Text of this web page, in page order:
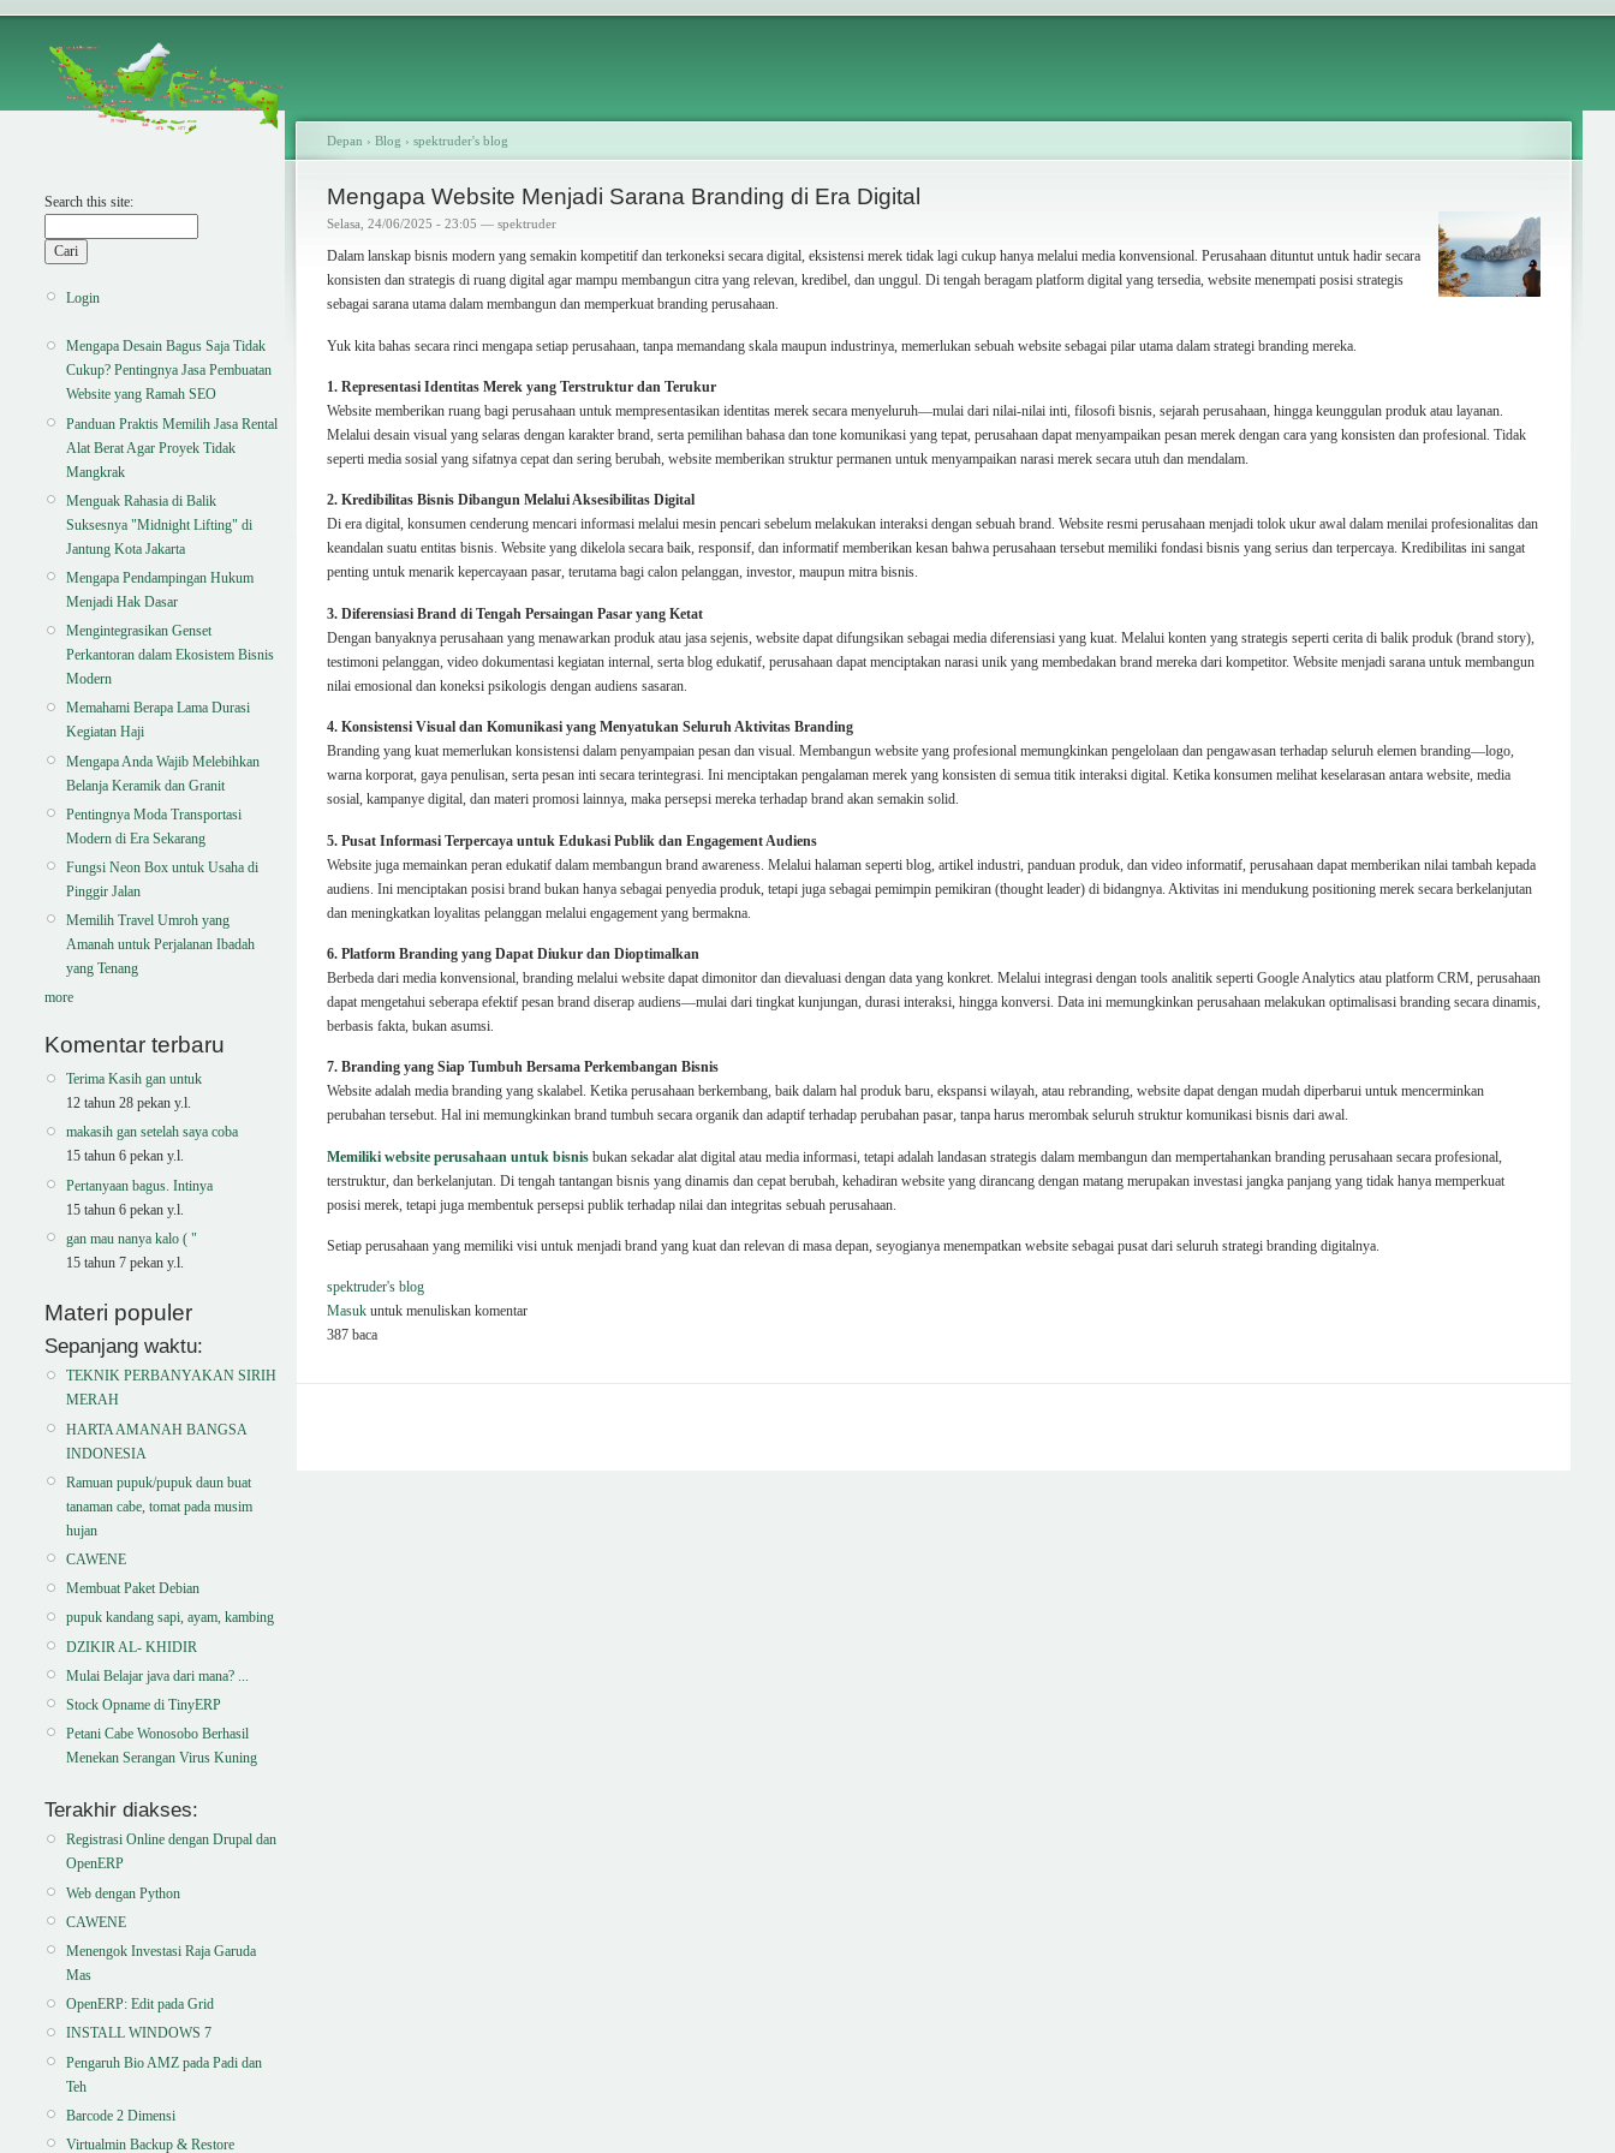
Search this site:
Login
Mengapa Desain Bagus Saja Tidak
Cukup? Pentingnya Jasa Pembuatan
Website yang Ramah SEO
Panduan Praktis Memilih Jasa Rental
Alat Berat Agar Proyek Tidak
Mangkrak
Menguak Rahasia di Balik
Suksesnya "Midnight Lifting" di
Jantung Kota Jakarta
Mengapa Pendampingan Hukum
Menjadi Hak Dasar
Mengintegrasikan Genset
Perkantoran dalam Ekosistem Bisnis
Modern
Memahami Berapa Lama Durasi
Kegiatan Haji
Mengapa Anda Wajib Melebihkan
Belanja Keramik dan Granit
Pentingnya Moda Transportasi
Modern di Era Sekarang
Fungsi Neon Box untuk Usaha di
Pinggir Jalan
Memilih Travel Umroh yang
Amanah untuk Perjalanan Ibadah
yang Tenang
more
Komentar terbaru
Terima Kasih gan untuk
12 tahun 28 pekan y.l.
makasih gan setelah saya coba
15 tahun 6 pekan y.l.
Pertanyaan bagus. Intinya
15 tahun 6 pekan y.l.
gan mau nanya kalo ( "
15 tahun 7 pekan y.l.
Materi populer
Sepanjang waktu:
TEKNIK PERBANYAKAN SIRIH
MERAH
HARTA AMANAH BANGSA
INDONESIA
Ramuan pupuk/pupuk daun buat
tanaman cabe, tomat pada musim
hujan
CAWENE
Membuat Paket Debian
pupuk kandang sapi, ayam, kambing
DZIKIR AL- KHIDIR
Mulai Belajar java dari mana? ...
Stock Opname di TinyERP
Petani Cabe Wonosobo Berhasil
Menekan Serangan Virus Kuning
Terakhir diakses:
Registrasi Online dengan Drupal dan
OpenERP
Web dengan Python
CAWENE
Menengok Investasi Raja Garuda
Mas
OpenERP: Edit pada Grid
INSTALL WINDOWS 7
Pengaruh Bio AMZ pada Padi dan
Teh
Barcode 2 Dimensi
Virtualmin Backup & Restore
Depan › Blog › spektruder's blog
Mengapa Website Menjadi Sarana Branding di Era Digital
Selasa, 24/06/2025 - 23:05 — spektruder
Dalam lanskap bisnis modern yang semakin kompetitif dan terkoneksi secara digital, eksistensi merek tidak lagi cukup hanya melalui media konvensional. Perusahaan dituntut untuk hadir secara
konsisten dan strategis di ruang digital agar mampu membangun citra yang relevan, kredibel, dan unggul. Di tengah beragam platform digital yang tersedia, website menempati posisi strategis
sebagai sarana utama dalam membangun dan memperkuat branding perusahaan.
Yuk kita bahas secara rinci mengapa setiap perusahaan, tanpa memandang skala maupun industrinya, memerlukan sebuah website sebagai pilar utama dalam strategi branding mereka.
1. Representasi Identitas Merek yang Terstruktur dan Terukur
Website memberikan ruang bagi perusahaan untuk mempresentasikan identitas merek secara menyeluruh—mulai dari nilai-nilai inti, filosofi bisnis, sejarah perusahaan, hingga keunggulan produk atau layanan.
Melalui desain visual yang selaras dengan karakter brand, serta pemilihan bahasa dan tone komunikasi yang tepat, perusahaan dapat menyampaikan pesan merek dengan cara yang konsisten dan profesional. Tidak
seperti media sosial yang sifatnya cepat dan sering berubah, website memberikan struktur permanen untuk menyampaikan narasi merek secara utuh dan mendalam.
2. Kredibilitas Bisnis Dibangun Melalui Aksesibilitas Digital
Di era digital, konsumen cenderung mencari informasi melalui mesin pencari sebelum melakukan interaksi dengan sebuah brand. Website resmi perusahaan menjadi tolok ukur awal dalam menilai profesionalitas dan
keandalan suatu entitas bisnis. Website yang dikelola secara baik, responsif, dan informatif memberikan kesan bahwa perusahaan tersebut memiliki fondasi bisnis yang serius dan terpercaya. Kredibilitas ini sangat
penting untuk menarik kepercayaan pasar, terutama bagi calon pelanggan, investor, maupun mitra bisnis.
3. Diferensiasi Brand di Tengah Persaingan Pasar yang Ketat
Dengan banyaknya perusahaan yang menawarkan produk atau jasa sejenis, website dapat difungsikan sebagai media diferensiasi yang kuat. Melalui konten yang strategis seperti cerita di balik produk (brand story),
testimoni pelanggan, video dokumentasi kegiatan internal, serta blog edukatif, perusahaan dapat menciptakan narasi unik yang membedakan brand mereka dari kompetitor. Website menjadi sarana untuk membangun
nilai emosional dan koneksi psikologis dengan audiens sasaran.
4. Konsistensi Visual dan Komunikasi yang Menyatukan Seluruh Aktivitas Branding
Branding yang kuat memerlukan konsistensi dalam penyampaian pesan dan visual. Membangun website yang profesional memungkinkan pengelolaan dan pengawasan terhadap seluruh elemen branding—logo,
warna korporat, gaya penulisan, serta pesan inti secara terintegrasi. Ini menciptakan pengalaman merek yang konsisten di semua titik interaksi digital. Ketika konsumen melihat keselarasan antara website, media
sosial, kampanye digital, dan materi promosi lainnya, maka persepsi mereka terhadap brand akan semakin solid.
5. Pusat Informasi Terpercaya untuk Edukasi Publik dan Engagement Audiens
Website juga memainkan peran edukatif dalam membangun brand awareness. Melalui halaman seperti blog, artikel industri, panduan produk, dan video informatif, perusahaan dapat memberikan nilai tambah kepada
audiens. Ini menciptakan posisi brand bukan hanya sebagai penyedia produk, tetapi juga sebagai pemimpin pemikiran (thought leader) di bidangnya. Aktivitas ini mendukung positioning merek secara berkelanjutan
dan meningkatkan loyalitas pelanggan melalui engagement yang bermakna.
6. Platform Branding yang Dapat Diukur dan Dioptimalkan
Berbeda dari media konvensional, branding melalui website dapat dimonitor dan dievaluasi dengan data yang konkret. Melalui integrasi dengan tools analitik seperti Google Analytics atau platform CRM, perusahaan
dapat mengetahui seberapa efektif pesan brand diserap audiens—mulai dari tingkat kunjungan, durasi interaksi, hingga konversi. Data ini memungkinkan perusahaan melakukan optimalisasi branding secara dinamis,
berbasis fakta, bukan asumsi.
7. Branding yang Siap Tumbuh Bersama Perkembangan Bisnis
Website adalah media branding yang skalabel. Ketika perusahaan berkembang, baik dalam hal produk baru, ekspansi wilayah, atau rebranding, website dapat dengan mudah diperbarui untuk mencerminkan
perubahan tersebut. Hal ini memungkinkan brand tumbuh secara organik dan adaptif terhadap perubahan pasar, tanpa harus merombak seluruh struktur komunikasi bisnis dari awal.
Memiliki website perusahaan untuk bisnis bukan sekadar alat digital atau media informasi, tetapi adalah landasan strategis dalam membangun dan mempertahankan branding perusahaan secara profesional,
terstruktur, dan berkelanjutan. Di tengah tantangan bisnis yang dinamis dan cepat berubah, kehadiran website yang dirancang dengan matang merupakan investasi jangka panjang yang tidak hanya memperkuat
posisi merek, tetapi juga membentuk persepsi publik terhadap nilai dan integritas sebuah perusahaan.
Setiap perusahaan yang memiliki visi untuk menjadi brand yang kuat dan relevan di masa depan, seyogianya menempatkan website sebagai pusat dari seluruh strategi branding digitalnya.
spektruder's blog
Masuk untuk menuliskan komentar
387 baca